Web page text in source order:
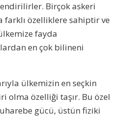
Birçok askeri
özelliklere sahiptir ve
fayda
en çok bilineni
ülkemizin en seçkin
olma özelliği taşır. Bu özel
gücü, üstün fiziki